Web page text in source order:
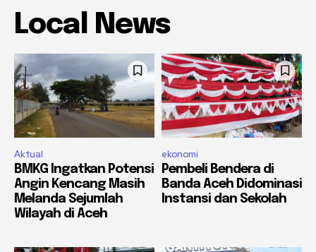
Local News
Aktual
BMKG Ingatkan Potensi
Angin Kencang Masih
Melanda Sejumlah
Wilayah di Aceh
ekonomi
Pembeli Bendera di
Banda Aceh Didominasi
Instansi dan Sekolah